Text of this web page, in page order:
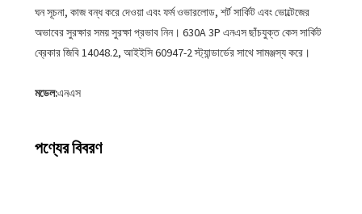
ঘন সূচনা, কাজ বন্ধ করে দেওয়া এবং ফর্ম ওভারলোড, শর্ট সার্কিট এবং ভোল্টেজের
অভাবের সুরক্ষার সময় সুরক্ষা প্রভাব নিন। 630A 3P এনএস ছাঁচযুক্ত কেস সার্কিট
ব্রেকার জিবি 14048.2, আইইসি 60947-2 স্ট্যান্ডার্ডের সাথে সামঞ্জস্য করে।
মডেল:এনএস
পণ্যের বিবরণ